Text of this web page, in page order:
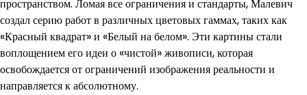
пространством. Ломая все ограничения и стандарты, Малевич
создал серию работ в различных цветовых гаммах, таких как
«Красный квадрат» и «Белый на белом». Эти картины стали
воплощением его идеи о «чистой» живописи, которая
освобождается от ограничений изображения реальности и
направляется к абсолютному.